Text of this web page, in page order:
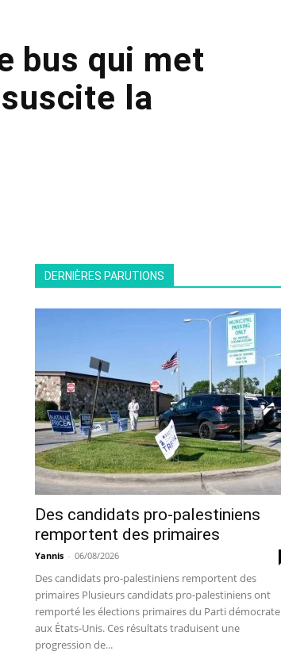
bus qui met
la
DERNIÈRES PARUTIONS
Des candidats pro-palestiniens
remportent des primaires
Yannis - 06/08/2026
Des candidats pro-palestiniens remportent des
primaires Plusieurs candidats pro-palestiniens ont
remporté les élections primaires du Parti démocrate
aux États-Unis. Ces résultats traduisent une
progression de...